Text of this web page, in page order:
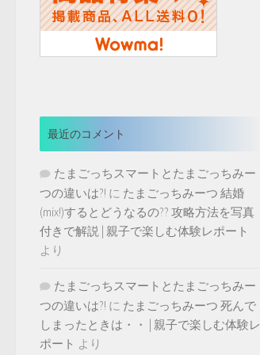
最近のコメント
たまごっちスマートとたまごっちみー
つの違いは?! に たまごっちみーつ 結婚
(mix!)するとどうなるの?? 攻略方法を写真
付きで解説 | 親子で楽しむ体験レポート
より
たまごっちスマートとたまごっちみー
つの違いは?! に たまごっちみーつ 死んで
しまったときは・・ | 親子で楽しむ体験レ
ポート より